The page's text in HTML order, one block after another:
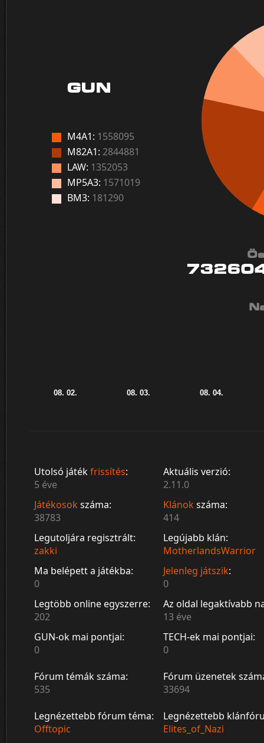
GUN
M4A1: 1558095
M82A1: 2844881
LAW: 1352053
MP5A3: 1571019
BM3: 181290
Utolsó játékfrissítés:
5 éve
Aktuális verzió:
2.11.0
Játékosokszáma:
38783
Klánokszáma:
414
Legutoljára regisztrált:
zakki
Legújabb klán:
MotherlandsWarrior
Ma belépett a játékba:
0
Jelenleg játszik:
0
Legtöbb online egyszerre:
202
Az oldal legaktívabb
13 éve
GUN-ok mai pontjai:
0
TECH-ek mai pontjai:
0
Fórum témák száma:
535
Fórum üzenetek
33694
Legnézettebb fórum téma:
Offtopic
Legnézettebb
Elites_of_Nazi